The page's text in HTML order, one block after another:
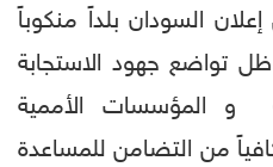
السودان بلداً منكوباً
تواضع جهود الاستجابة
و المؤسسات الأممية
من التضامن للمساعدة